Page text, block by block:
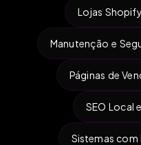
Lojas
Manutenção e
Páginas de
SEO Local
Sistemas com